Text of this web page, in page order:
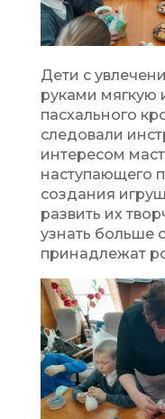
Дети с
руками мягкую
пасхального
следовали
интересом
наступающего
создания
развить их
узнать больше
принадлежат